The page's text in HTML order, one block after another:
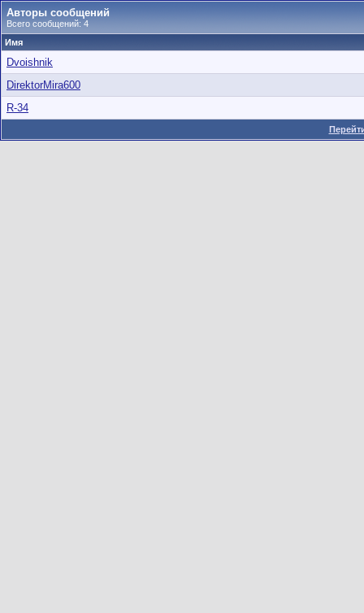
Авторы сообщений
Всего сообщений: 4
Имя
Dvoishnik
DirektorMira600
R-34